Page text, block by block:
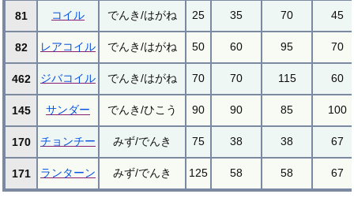
81 コイル でんき/はがね 25 35 70 45
82 レアコイル でんき/はがね 50 60 95 70
462 ジバコイル でんき/はがね 70 70 115 60
145 サンダー でんき/ひこう 90 90 85 100
170 チョンチー みず/でんき 75 38 38 67
171 ランターン みず/でんき 125 58 58 67